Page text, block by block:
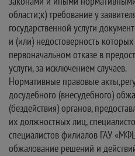
области;к) требование у
государственной услуги
и (или) недостоверность
первоначальном отказе в
услуги, за исключением случаев.
Нормативные правовые
досудебного (внесудебного)
(бездействия) органов,
их должностных лиц,
специалистов филиалов ГАУ
обжалование решений и